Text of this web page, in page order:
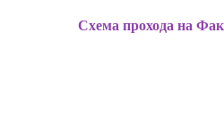
Схема прохода на